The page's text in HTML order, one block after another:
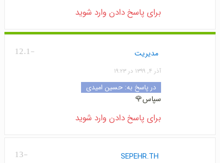
برای پاسخ دادن وارد شوید
-12.1 مدیریت
آذر ۴, ۱۳۹۹ در ۱۹:۲۳
در پاسخ به: حسین امیدی
سپاس🌹
برای پاسخ دادن وارد شوید
-13 SEPEHR.TH